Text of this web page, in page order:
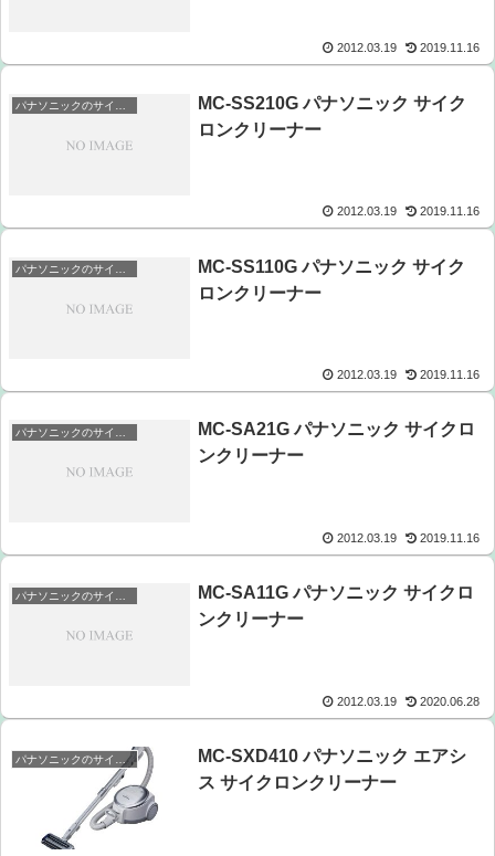
2012.03.19 2019.11.16
MC-SS210G パナソニック サイク
ロンクリーナー
2012.03.19 2019.11.16
MC-SS110G パナソニック サイク
ロンクリーナー
2012.03.19 2019.11.16
MC-SA21G パナソニック サイクロ
ンクリーナー
2012.03.19 2019.11.16
MC-SA11G パナソニック サイクロ
ンクリーナー
2012.03.19 2020.06.28
パナソニックのサイクロンクリーナー
MC-SXD410 パナソニック エアシ
ス サイクロンクリーナー